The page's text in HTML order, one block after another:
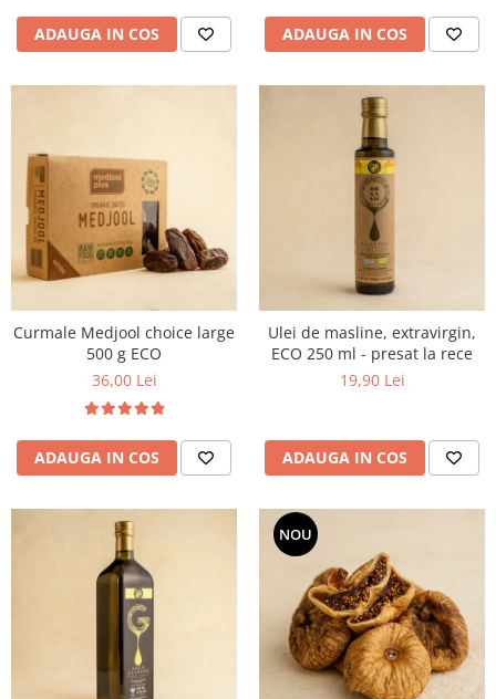
ADAUGA IN COS ADAUGA IN COS
Curmale Medjool choice large
500 g ECO
36,00 Lei
ADAUGA IN COS
Ulei de masline, extravirgin,
ECO 250 ml - presat la rece
19,90 Lei
ADAUGA IN COS
NOU